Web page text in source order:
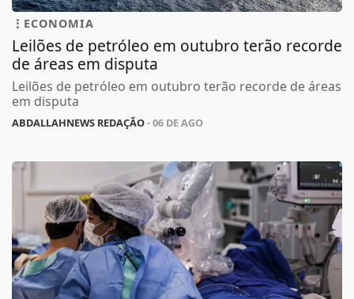
ECONOMIA
Leilões de petróleo em outubro terão recorde
de áreas em disputa
Leilões de petróleo em outubro terão recorde de áreas
em disputa
ABDALLAHNEWS REDAÇÃO- 06 DE AGO